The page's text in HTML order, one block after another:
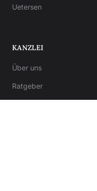
Uetersen
KANZLEI
Über uns
Ratgeber